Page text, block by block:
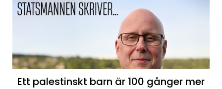
Ett palestinskt barn är 100 gånger mer